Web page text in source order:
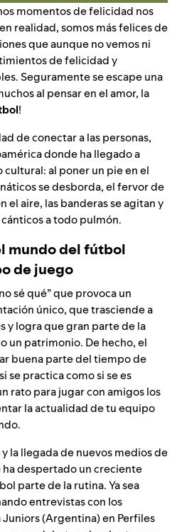
momentos de felicidad nos
realidad, somos más felices de
que aunque no vemos ni
defelicidady
Seguramente se escape una
al pensar en el amor, la
!
de conectar a las personas,
donde ha llegado a
al poner un pie en el
se desborda, el fervor de
el aire, las banderas se agitan y
a todo pulmón.
mundo del fútbol
de juego
sé qué” que provoca un
único, que trasciende a
y logra que gran parte de la
un patrimonio. De hecho, el
buena parte del tiempo de
se practica como si se es
rato para jugar con amigos los
la actualidad de tu equipo
la llegada de nuevos medios de
ha despertado un creciente
parte de la rutina. Ya sea
entrevistas con los
(Argentina) en Perfiles